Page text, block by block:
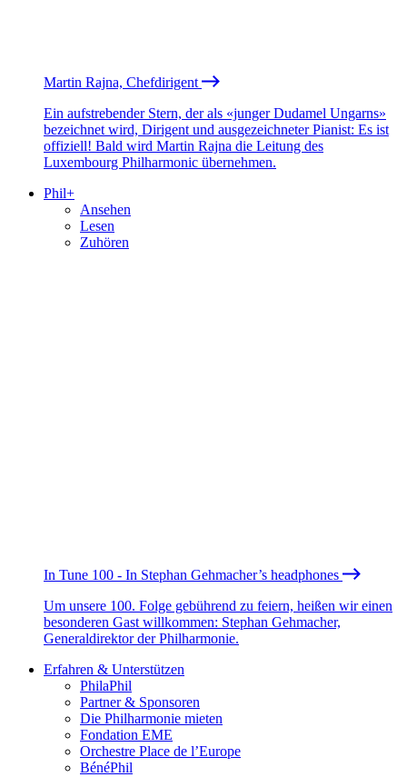
Martin Rajna, Chefdirigent
Ein aufstrebender Stern, der als «junger Dudamel Ungarns»
bezeichnet wird, Dirigent und ausgezeichneter Pianist: Es ist
offiziell! Bald wird Martin Rajna die Leitung des
Luxembourg Philharmonic übernehmen.
Phil+
Ansehen
Lesen
Zuhören
In Tune 100 - In Stephan Gehmacher’s headphones
Um unsere 100. Folge gebührend zu feiern, heißen wir einen
besonderen Gast willkommen: Stephan Gehmacher,
Generaldirektor der Philharmonie.
Erfahren & Unterstützen
PhilaPhil
Partner & Sponsoren
Die Philharmonie mieten
Fondation EME
Orchestre Place de l’Europe
BénéPhil